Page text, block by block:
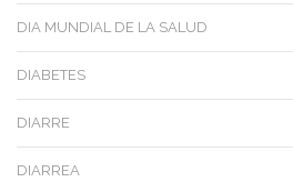
DIA MUNDIAL DE LA SALUD
DIABETES
DIARRE
DIARREA